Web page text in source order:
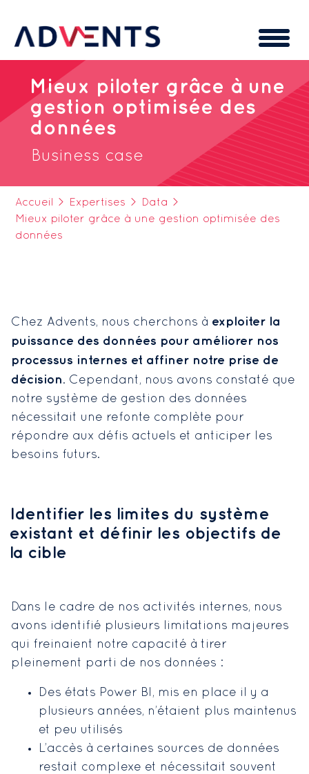
Mieux piloter grâce à une
gestion optimisée des
données
Business case
Accueil > Expertises > Data
>
Mieux piloter grâce à une gestion optimisée des
données
Chez Advents, nous cherchons à exploiter la
puissance des données pour améliorer nos
processus internes et affiner notre prise de
décision. Cependant, nous avons constaté que
notre système de gestion des données
nécessitait une refonte complète pour
répondre aux défis actuels et anticiper les
besoins futurs.
Identifier les limites du système
existant et définir les objectifs de
la cible
Dans le cadre de nos activités internes, nous
avons identifié plusieurs limitations majeures
qui freinaient notre capacité à tirer
pleinement parti de nos données :
Des états Power BI, mis en place il y a
plusieurs années, n’étaient plus maintenus
et peu utilisés
L’accès à certaines sources de données
restait complexe et nécessitait souvent